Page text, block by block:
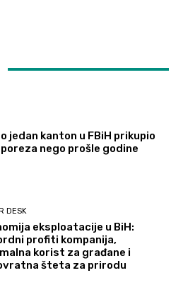
jedan kanton u FBiH prikupio
nego prošle godine
DESK
eksploatacije u BiH:
profiti kompanija,
korist za građane i
šteta za prirodu